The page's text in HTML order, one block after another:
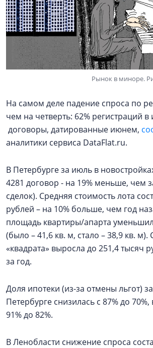
Рынок в миноре.
На самом деле падение спроса по
чем на четверть: 62% регистраций в
договоры, датированные июнем,
аналитики сервиса DataFlat.ru.
В Петербурге за июль в
4281 договор - на 19% меньше, чем
сделок). Средняя стоимость лота
рублей – на 10% больше, чем год
площадь квартиры/апарта
(было – 41,6 кв. м, стало – 38,9 кв. м).
«квадрата» выросла до 251,4 тысяч
за год.
Доля ипотеки (из-за отмены льгот)
Петербурге снизилась с 87% до
91% до 82%.
В Ленобласти снижение спроса